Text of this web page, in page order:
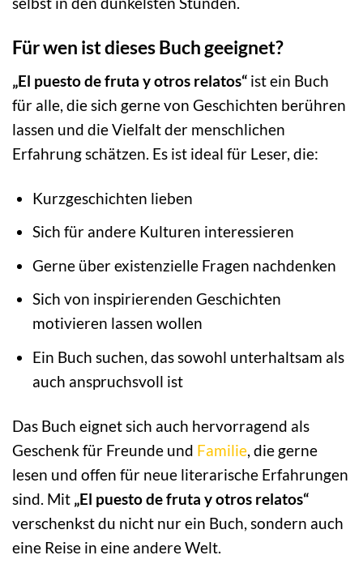
Für wen ist dieses Buch geeignet?
„El puesto de fruta y otros relatos“ ist ein Buch
für alle, die sich gerne von Geschichten berühren
lassen und die Vielfalt der menschlichen
Erfahrung schätzen. Es ist ideal für Leser, die:
Kurzgeschichten lieben
Sich für andere Kulturen interessieren
Gerne über existenzielle Fragen nachdenken
Sich von inspirierenden Geschichten
motivieren lassen wollen
Ein Buch suchen, das sowohl unterhaltsam als
auch anspruchsvoll ist
Das Buch eignet sich auch hervorragend als
Geschenk für Freunde und Familie, die gerne
lesen und offen für neue literarische Erfahrungen
sind. Mit „El puesto de fruta y otros relatos“
verschenkst du nicht nur ein Buch, sondern auch
eine Reise in eine andere Welt.